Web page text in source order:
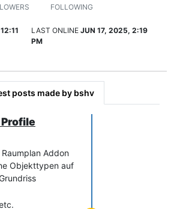
FOLLOWING
LAST ONLINE JUN 17, 2025, 2:19
PM
posts made by bshv
Addon
Objekttypen auf